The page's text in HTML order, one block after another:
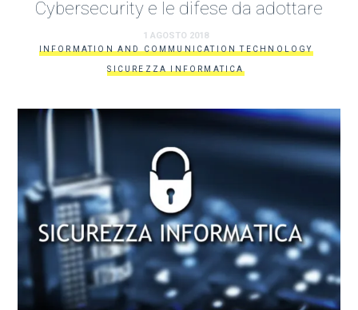
Cybersecurity e le difese da adottare
1 AGOSTO 2018
INFORMATION AND COMMUNICATION TECHNOLOGY
SICUREZZA INFORMATICA